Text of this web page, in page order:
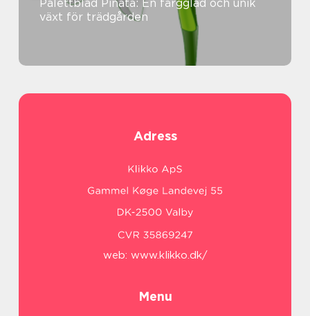
Palettblad Pinata: En färgglad och unik
växt för trädgården
Adress
web: www.klikko.dk/
Menu